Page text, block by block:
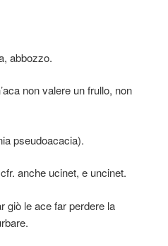
abbozzo.
non valere un frullo, non
pseudoacacia).
anche ucinet, e uncinet.
giò le ace far perdere la